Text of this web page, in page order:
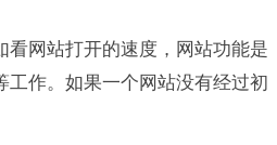
网站打开的速度，网站功能是
作。如果一个网站没有经过初